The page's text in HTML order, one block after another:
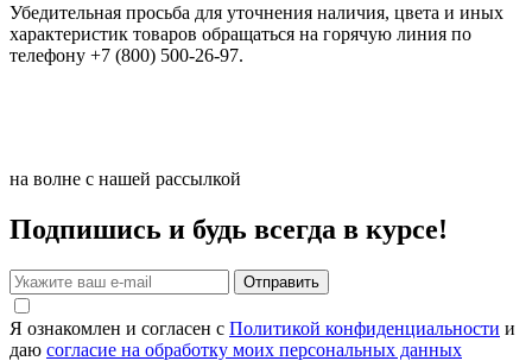
Убедительная просьба для уточнения наличия, цвета и иных
характеристик товаров обращаться на горячую линия по
телефону +7 (800) 500-26-97.
на волне с нашей рассылкой
Подпишись и будь всегда в курсе!
Отправить
Я ознакомлен и согласен с Политикой конфиденциальности и
даю согласие на обработку моих персональных данных